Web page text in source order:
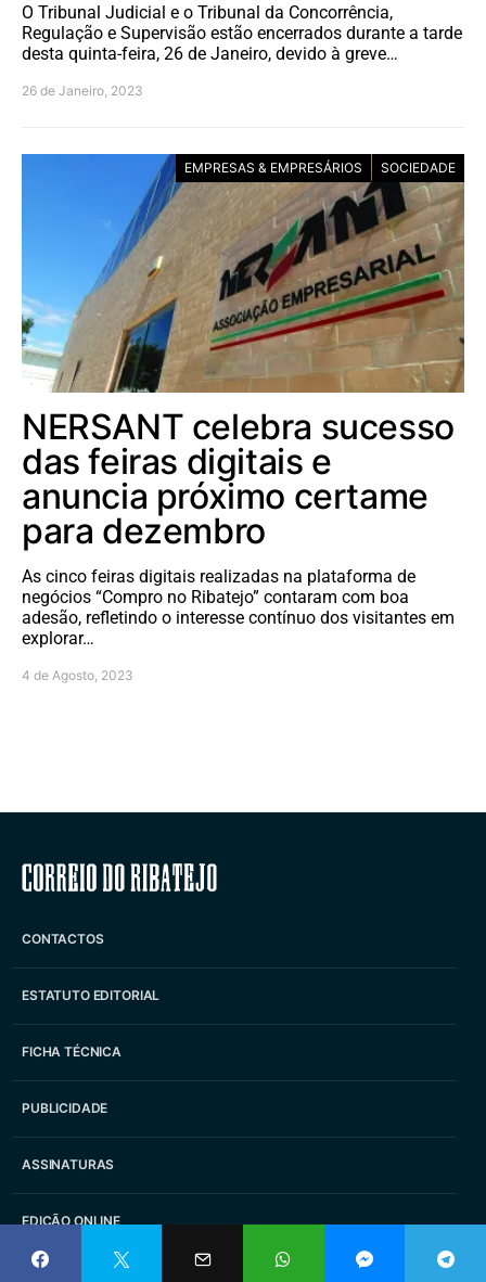
O Tribunal Judicial e o Tribunal da Concorrência,
Regulação e Supervisão estão encerrados durante a tarde
desta quinta-feira, 26 de Janeiro, devido à greve…
26 de Janeiro, 2023
EMPRESAS & EMPRESÁRIOS SOCIEDADE
NERSANT celebra sucesso
das feiras digitais e
anuncia próximo certame
para dezembro
As cinco feiras digitais realizadas na plataforma de
negócios “Compro no Ribatejo” contaram com boa
adesão, refletindo o interesse contínuo dos visitantes em
explorar…
4 de Agosto, 2023
Correio do Ribatejo
CONTACTOS
ESTATUTO EDITORIAL
FICHA TÉCNICA
PUBLICIDADE
ASSINATURAS
EDIÇÃO ONLINE